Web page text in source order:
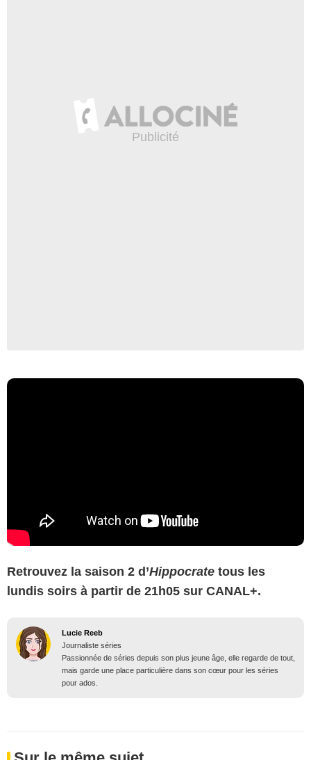
Retrouvez la saison 2 d’Hippocrate tous les
lundis soirs à partir de 21h05 sur CANAL+.
Lucie Reeb
Journaliste séries
Passionnée de séries depuis son plus jeune âge, elle regarde de tout,
mais garde une place particulière dans son cœur pour les séries
pour ados.